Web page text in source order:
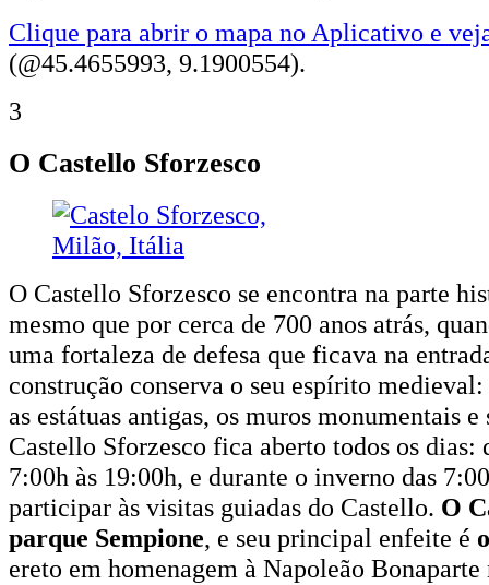
Clique para abrir o mapa no Aplicativo e
(@45.4655993, 9.1900554).
3
O Castello Sforzesco
O Castello Sforzesco se encontra na parte
mesmo que por cerca de 700 anos atrás,
uma fortaleza de defesa que ficava na
construção conserva o seu espírito
as estátuas antigas, os muros monumentais e
Castello Sforzesco fica aberto todos os dias:
7:00h às 19:00h, e durante o inverno das
participar às visitas guiadas do Castello. O
parque Sempione, e seu principal enfeite é
ereto em homenagem à Napoleão